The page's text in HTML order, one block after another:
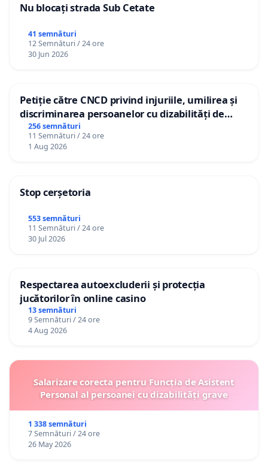
Nu blocați strada Sub Cetate
41 semnături
12 Semnături / 24 ore
30 Jun 2026
Petiție către CNCD privind injuriile, umilirea și
discriminarea persoanelor cu dizabilități de
către utilizatorul TikTok „Gorici”
256 semnături
11 Semnături / 24 ore
1 Aug 2026
Stop cerșetoria
553 semnături
11 Semnături / 24 ore
30 Jul 2026
Respectarea autoexcluderii și protecția
jucătorilor în online casino
13 semnături
9 Semnături / 24 ore
4 Aug 2026
Salarizare corecta pentru Funcția de Asistent
Personal al persoanei cu dizabilități grave
1 338 semnături
7 Semnături / 24 ore
26 May 2026